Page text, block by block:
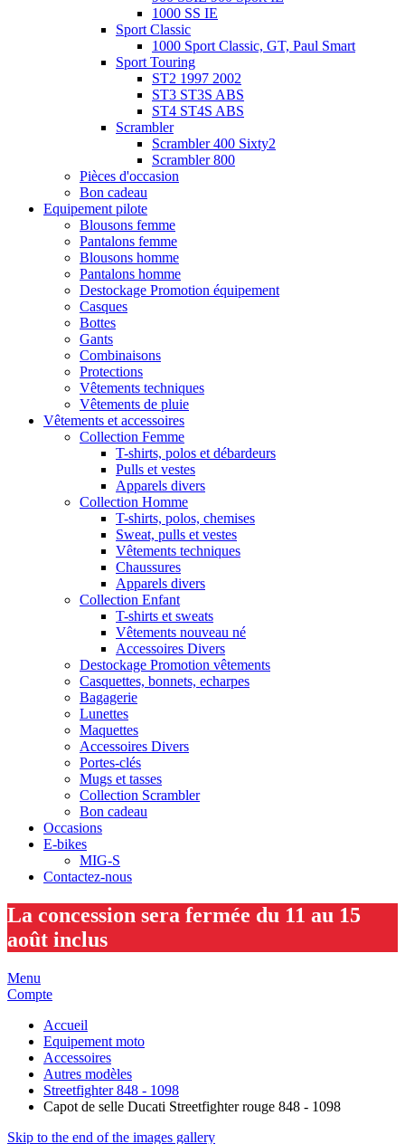
1000 SS IE
Sport Classic
1000 Sport Classic, GT, Paul Smart
Sport Touring
ST2 1997 2002
ST3 ST3S ABS
ST4 ST4S ABS
Scrambler
Scrambler 400 Sixty2
Scrambler 800
Pièces d'occasion
Bon cadeau
Equipement pilote
Blousons femme
Pantalons femme
Blousons homme
Pantalons homme
Destockage Promotion équipement
Casques
Bottes
Gants
Combinaisons
Protections
Vêtements techniques
Vêtements de pluie
Vêtements et accessoires
Collection Femme
T-shirts, polos et débardeurs
Pulls et vestes
Apparels divers
Collection Homme
T-shirts, polos, chemises
Sweat, pulls et vestes
Vêtements techniques
Chaussures
Apparels divers
Collection Enfant
T-shirts et sweats
Vêtements nouveau né
Accessoires Divers
Destockage Promotion vêtements
Casquettes, bonnets, echarpes
Bagagerie
Lunettes
Maquettes
Accessoires Divers
Portes-clés
Mugs et tasses
Collection Scrambler
Bon cadeau
Occasions
E-bikes
MIG-S
Contactez-nous
La concession sera fermée du 11 au 15
août inclus
Menu
Compte
Accueil
Equipement moto
Accessoires
Autres modèles
Streetfighter 848 - 1098
Capot de selle Ducati Streetfighter rouge 848 - 1098
Skip to the end of the images gallery